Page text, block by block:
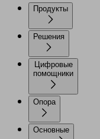
Продукты
Решения
Цифровые
помощники
Опора
Основные